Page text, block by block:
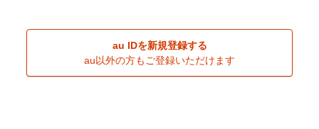
au IDを新規登録する
au以外の方もご登録いただけます